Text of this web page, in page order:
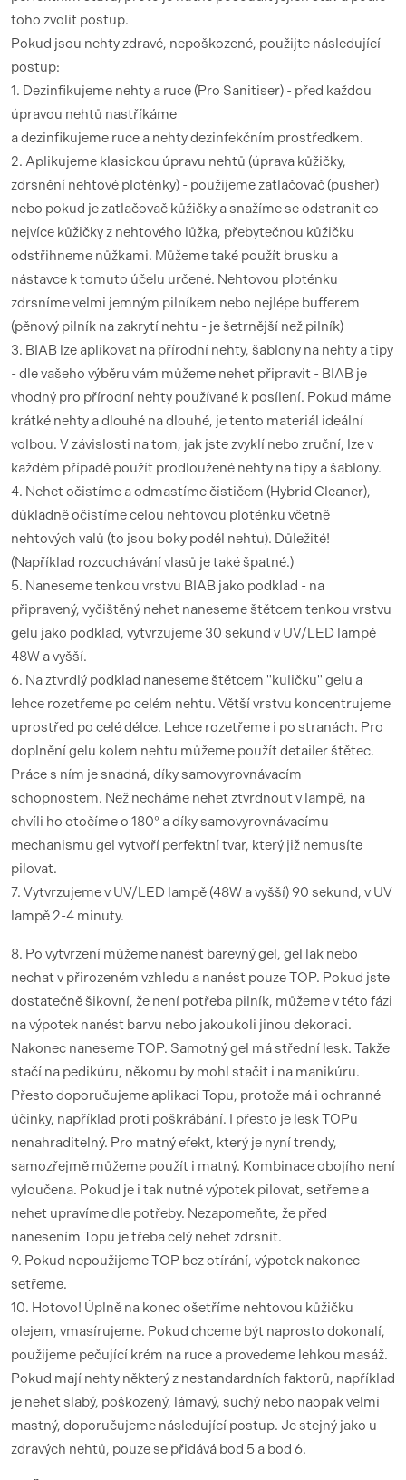
toho zvolit postup.
Pokud jsou nehty zdravé, nepoškozené, použijte následující
postup:
1. Dezinfikujeme nehty a ruce (Pro Sanitiser) - před každou
úpravou nehtů nastříkáme
a dezinfikujeme ruce a nehty dezinfekčním prostředkem.
2. Aplikujeme klasickou úpravu nehtů (úprava kůžičky,
zdrsnění nehtové ploténky) - použijeme zatlačovač (pusher)
nebo pokud je zatlačovač kůžičky a snažíme se odstranit co
nejvíce kůžičky z nehtového lůžka, přebytečnou kůžičku
odstřihneme nůžkami. Můžeme také použít brusku a
nástavce k tomuto účelu určené. Nehtovou ploténku
zdrsníme velmi jemným pilníkem nebo nejlépe bufferem
(pěnový pilník na zakrytí nehtu - je šetrnější než pilník)
3. BIAB lze aplikovat na přírodní nehty, šablony na nehty a tipy
- dle vašeho výběru vám můžeme nehet připravit - BIAB je
vhodný pro přírodní nehty používané k posílení. Pokud máme
krátké nehty a dlouhé na dlouhé, je tento materiál ideální
volbou. V závislosti na tom, jak jste zvyklí nebo zruční, lze v
každém případě použít prodloužené nehty na tipy a šablony.
4. Nehet očistíme a odmastíme čističem (Hybrid Cleaner),
důkladně očistíme celou nehtovou ploténku včetně
nehtových valů (to jsou boky podél nehtu). Důležité!
(Například rozcuchávání vlasů je také špatné.)
5. Naneseme tenkou vrstvu BIAB jako podklad - na
připravený, vyčištěný nehet naneseme štětcem tenkou vrstvu
gelu jako podklad, vytvrzujeme 30 sekund v UV/LED lampě
48W a vyšší.
6. Na ztvrdlý podklad naneseme štětcem "kuličku" gelu a
lehce rozetřeme po celém nehtu. Větší vrstvu koncentrujeme
uprostřed po celé délce. Lehce rozetřeme i po stranách. Pro
doplnění gelu kolem nehtu můžeme použít detailer štětec.
Práce s ním je snadná, díky samovyrovnávacím
schopnostem. Než necháme nehet ztvrdnout v lampě, na
chvíli ho otočíme o 180° a díky samovyrovnávacímu
mechanismu gel vytvoří perfektní tvar, který již nemusíte
pilovat.
7. Vytvrzujeme v UV/LED lampě (48W a vyšší) 90 sekund, v UV
lampě 2-4 minuty.
8. Po vytvrzení můžeme nanést barevný gel, gel lak nebo
nechat v přirozeném vzhledu a nanést pouze TOP. Pokud jste
dostatečně šikovní, že není potřeba pilník, můžeme v této fázi
na výpotek nanést barvu nebo jakoukoli jinou dekoraci.
Nakonec naneseme TOP. Samotný gel má střední lesk. Takže
stačí na pedikúru, někomu by mohl stačit i na manikúru.
Přesto doporučujeme aplikaci Topu, protože má i ochranné
účinky, například proti poškrábání. I přesto je lesk TOPu
nenahraditelný. Pro matný efekt, který je nyní trendy,
samozřejmě můžeme použít i matný. Kombinace obojího není
vyloučena. Pokud je i tak nutné výpotek pilovat, setřeme a
nehet upravíme dle potřeby. Nezapomeňte, že před
nanesením Topu je třeba celý nehet zdrsnit.
9. Pokud nepoužijeme TOP bez otírání, výpotek nakonec
setřeme.
10. Hotovo! Úplně na konec ošetříme nehtovou kůžičku
olejem, vmasírujeme. Pokud chceme být naprosto dokonalí,
použijeme pečující krém na ruce a provedeme lehkou masáž.
Pokud mají nehty některý z nestandardních faktorů, například
je nehet slabý, poškozený, lámavý, suchý nebo naopak velmi
mastný, doporučujeme následující postup. Je stejný jako u
zdravých nehtů, pouze se přidává bod 5 a bod 6.